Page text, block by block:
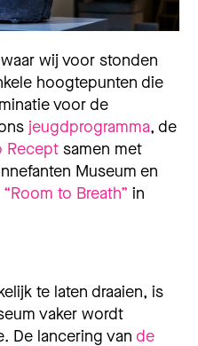
wij voor stonden
hoogtepunten die
voor de
jeugdprogramma, de
Recept samen met
Museum en
“Room to Breath” in
te laten draaien, is
vaker wordt
De lancering van de